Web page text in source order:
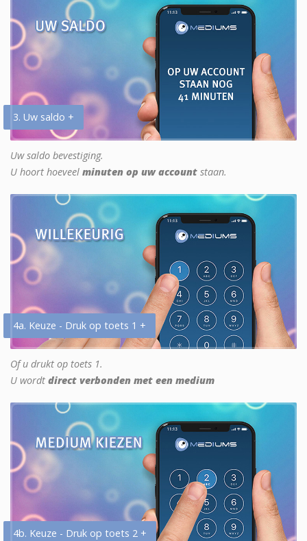
3. Uw saldo +
Uw saldo bevestiging.
U hoort hoeveel minuten op uw account staan.
4a. Keuze - Druk op toets 1 +
Of u drukt op toets 1.
U wordt direct verbonden met een medium
4b. Keuze - Druk op toets 2 +